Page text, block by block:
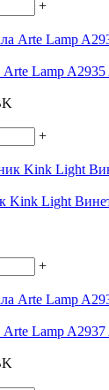
+
Arte Lamp
+
Kink Light
+
Arte Lamp